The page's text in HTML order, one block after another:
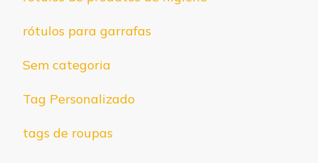
rótulos para garrafas
Sem categoria
Tag Personalizado
tags de roupas